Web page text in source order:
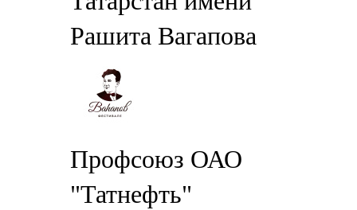
Рашита Вагапова
Профсоюз ОАО
"Татнефть"